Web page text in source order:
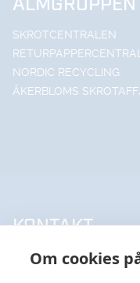
Om cookies
SKROTCENTRALEN
NORDIC RECYCLING
ÅKERBLOMS
KONTAKT
UPPSALA